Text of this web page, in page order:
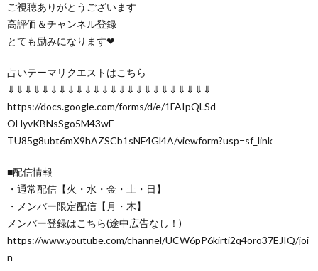
ご視聴ありがとうございます
高評価＆チャンネル登録
とても励みになります❤
占いテーマリクエストはこちら
⇓⇓⇓⇓⇓⇓⇓⇓⇓⇓⇓⇓⇓⇓⇓⇓⇓⇓⇓⇓⇓⇓⇓⇓
https://docs.google.com/forms/d/e/1FAIpQLSd-
OHyvKBNsSgo5M43wF-
TU85g8ubt6mX9hAZSCb1sNF4Gl4A/viewform?usp=sf_link
■配信情報
・通常配信【火・水・金・土・日】
・メンバー限定配信【月・木】
メンバー登録はこちら(途中広告なし！)
https://www.youtube.com/channel/UCW6pP6kirti2q4oro37EJIQ/joi
n